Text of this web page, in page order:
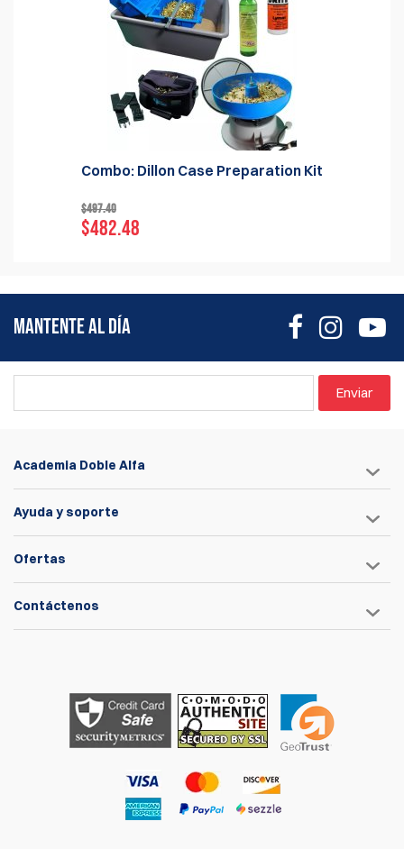
Combo: Dillon Case Preparation Kit
$497.40
$482.48
MANTENTE AL DÍA
Enviar
Academia Doble Alfa
Ayuda y soporte
Ofertas
Contáctenos